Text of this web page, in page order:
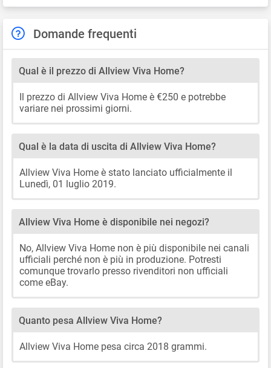
Domande frequenti
Qual è il prezzo di Allview Viva Home?
Il prezzo di Allview Viva Home è €250 e potrebbe
variare nei prossimi giorni.
Qual è la data di uscita di Allview Viva Home?
Allview Viva Home è stato lanciato ufficialmente il
Lunedì, 01 luglio 2019.
Allview Viva Home è disponibile nei negozi?
No, Allview Viva Home non è più disponibile nei canali
ufficiali perché non è più in produzione. Potresti
comunque trovarlo presso rivenditori non ufficiali
come eBay.
Quanto pesa Allview Viva Home?
Allview Viva Home pesa circa 2018 grammi.